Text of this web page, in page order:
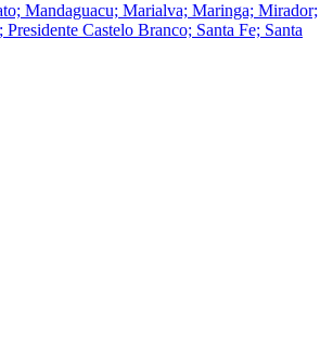
Mandaguacu; Marialva; Maringa; Mirador;
Castelo Branco; Santa Fe; Santa